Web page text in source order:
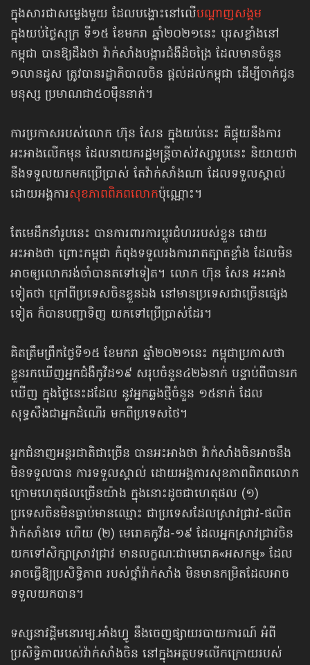
ក្នុងសារជាសម្លេងមួយ ដែលបង្ហោះនៅលើបណ្ដាញសង្គម
ក្នុងយប់ថ្ងៃសុក្រ ទី១៥ ខែមករា ឆ្នាំ២០២១នេះ បុរសខ្លាំងនៅ
កម្ពុជា បានឱ្យដឹងថា វ៉ាក់សាំងបង្ការជំងឺដ៏ចង្រៃ ដែលមានចំនួន
១លានដូស ត្រូវបានរដ្ឋាភិបាលចិន ផ្តល់ដល់កម្ពុជា ដើម្បីចាក់ជូន
មនុស្ស ប្រមាណជា៥០ម៉ឺននាក់។
ការប្រកាសរបស់លោក ហ៊ុន សែន ក្នុងយប់នេះ គឺផ្ទុយនឹងការ
អះអាងលើកមុន ដែលនាយករដ្ឋមន្ត្រីចាស់វស្សារូបនេះ និយាយថា
នឹងទទួលយកមកប្រើប្រាស់ តែវ៉ាក់សាំងណា ដែលទទួលស្គាល់
ដោយ​អង្គការសុខភាពពិភពលោក​ប៉ុណ្ណោះ។
តែមេដឹកនាំរូបនេះ បានការពារការប្ដូរជំហររបស់ខ្លួន ដោយ
អះអាងថា ព្រោះកម្ពុជា កំពុងទទួលរងការរាតត្បាតខ្លាំង ដែលមិន
អាចឲ្យ​លោករង់ចាំ​បានតទៅទៀត។ លោក ហ៊ុន សែន អះអាង
ទៀតថា ក្រៅពីប្រទេសចិនខ្លួនឯង នៅមានប្រទេស​ជាច្រើនផ្សេង
ទៀត ក៏បាន​បញ្ជាទិញ យកទៅប្រើប្រាស់ដែរ។
គិតត្រឹមព្រឹកថ្ងៃទី១៥ ខែមករា ឆ្នាំ២០២១នេះ កម្ពុជាប្រកាសថា
ខ្លួនរកឃើញអ្នកជំងឺកូវីដ១៩ សរុបចំនួន៤២៦នាក់ បន្ទាប់ពីបានរក
ឃើញ ក្នុងថ្ងៃនេះ​ដដែល នូវអ្នកឆ្លងថ្មីចំនួន ១៥នាក់ ដែល
សុទ្ធសឹងជាអ្នកដំណើរ មកពីប្រទេសថៃ។
អ្នកជំនាញអន្តរជាតិជាច្រើន បានអះអាងថា វ៉ាក់សាំងចិន​អាចនឹង​
មិនទទួលបាន ការទទួលស្គាល់ ដោយអង្គការ​សុខភាពពិភពលោក
ក្រោម​ហេតុផល​ច្រើនយ៉ាង ក្នុងនោះដូចជាហេតុផល (១)
ប្រទេសចិន​មិនធ្លាប់មានឈ្មោះ ជាប្រទេសដែល​ស្រាវជ្រាវ-ផលិត​
វ៉ាក់សាំងទេ ហើយ (២) មេរោគកូវីដ-១៩ ដែលអ្នកស្រាវជ្រាវចិន​​​
យកទៅសិក្សាស្រាវជ្រាវ មានលក្ខណៈជាមេរោគ«អសកម្ម» ដែល
អាចធ្វើឱ្យប្រសិទ្ធិភាព របស់ថ្នាំវ៉ាក់សាំង មិនមានកម្រិត​ដែលអាច
ទទួល​យកបាន។
ទស្សនាវដ្ដីមនោរម្យ.អាំងហ្វូ នឹងចេញផ្សាយរបាយការណ៍ អំពី
ប្រសិទ្ធិភាពរបស់វ៉ាក់សាំងចិន នៅក្នុងអត្ថបទលើកក្រោយរបស់